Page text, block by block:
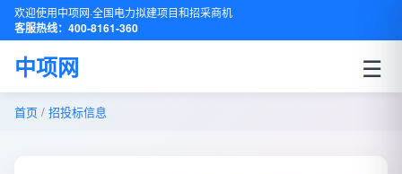
欢迎使用中项网·全国电力拟建项目和招采商机
客服热线：400-8161-360
中项网 ☰
首页 / 招投标信息